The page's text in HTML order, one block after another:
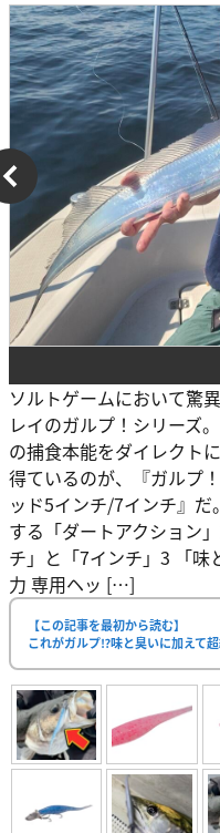
ソルトゲームにおいて驚
レイのガルプ！シリーズ
の捕食本能をダイレクト
得ているのが、『ガルプ
ッド5インチ/7インチ』
する「ダートアクション
チ」と「7インチ」3 「味
力 専用ヘッ […]
【この記事を最初から読む】
これがガルプ⁉味と臭いに加えて